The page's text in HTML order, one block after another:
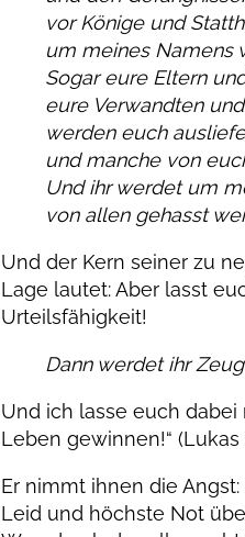
vor Könige und
um meines Namens
Sogar eure Eltern
eure Verwandten
werden euch
und manche von
Und ihr werdet um
von allen gehasst
Und der Kern seiner zu
Lage lautet: Aber lasst
Urteilsfähigkeit!
Dann werdet ihr
Und ich lasse euch dabei
Leben gewinnen!“ (Lukas
Er nimmt ihnen die
Leid und höchste Not